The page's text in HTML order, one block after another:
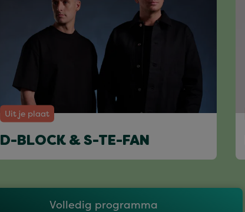
Uit je plaat
D-BLOCK & S-TE-FAN
Volledig programma